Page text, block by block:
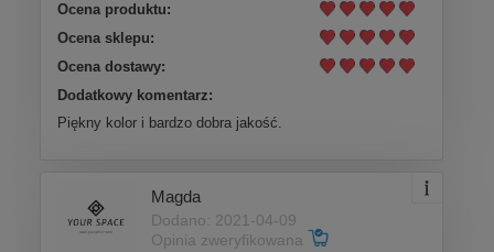
Ocena produktu:
Ocena sklepu:
Ocena dostawy:
Dodatkowy komentarz:
Piękny kolor i bardzo dobra jakość.
Magda
Dodano: 2021-04-09
Opinia zweryfikowana